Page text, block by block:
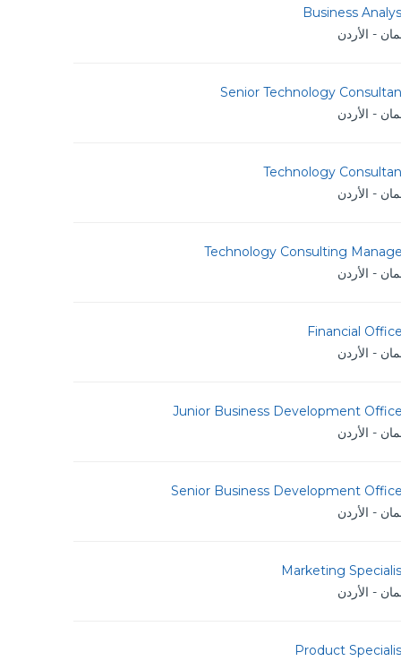
Business
- الأردن
Senior Technology
- الأردن
Technology
- الأردن
Technology Consulting
- الأردن
Financial
- الأردن
Junior Business Development
- الأردن
Senior Business Development
- الأردن
Marketing
- الأردن
Product